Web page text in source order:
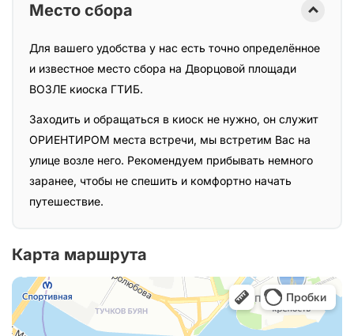
Место сбора
Для вашего удобства у нас есть точно определённое
и известное место сбора на Дворцовой площади
ВОЗЛЕ киоска ГТИБ.
Заходить и обращаться в киоск не нужно, он служит
ОРИЕНТИРОМ места встречи, мы встретим Вас на
улице возле него. Рекомендуем прибывать немного
заранее, чтобы не спешить и комфортно начать
путешествие.
Карта маршрута